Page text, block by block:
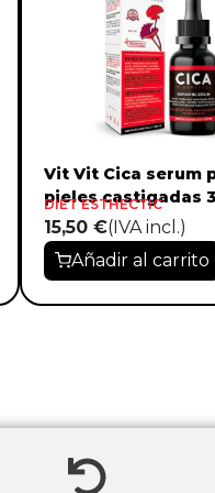
Vit Vit Cica serum
pieles castigadas
DIET ESTHECTIC
15,50 €(IVA incl.)
Añadir al carrito